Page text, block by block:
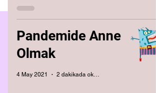
Pandemide Anne
Olmak
4 May 2021 2 dakikada okunur